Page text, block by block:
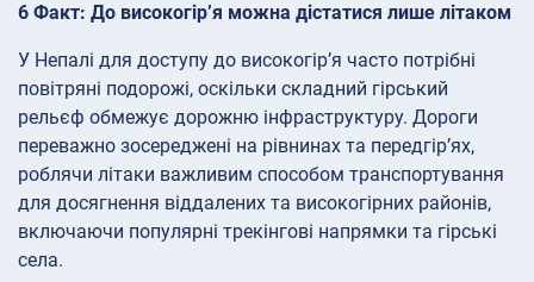
6 Факт: До високогір’я можна дістатися лише літаком
У Непалі для доступу до високогір’я часто потрібні
повітряні подорожі, оскільки складний гірський
рельєф обмежує дорожню інфраструктуру. Дороги
переважно зосереджені на рівнинах та передгір’ях,
роблячи літаки важливим способом транспортування
для досягнення віддалених та високогірних районів,
включаючи популярні трекінгові напрямки та гірські
села.